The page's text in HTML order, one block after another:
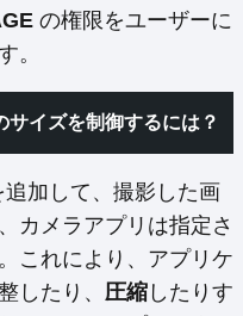
の権限をユーザーに
。
サイズを制御するには？
追加して、撮影した画
カメラアプリは指定さ
これにより、アプリケ
したり、 圧縮 したりす